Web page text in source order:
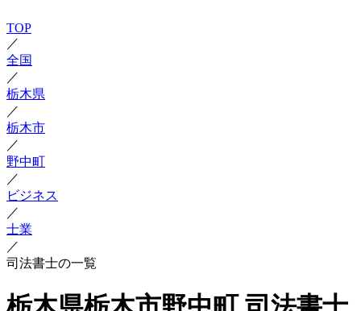
TOP
／
全国
／
栃木県
／
栃木市
／
野中町
／
ビジネス
／
士業
／
司法書士の一覧